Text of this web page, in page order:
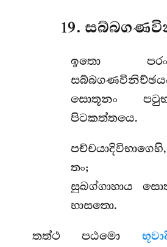
19.
ඉතො
සොතූනං
පිටකත්තයෙ.
තං;
සුඛග්ගාහාය
භාසතො.
තත්ථ පඨමො